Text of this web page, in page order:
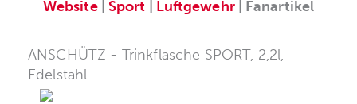
Website| Sport Luftgewehr| Fanartikel
ANSCHÜTZ - Trinkflasche SPORT, 2,2l,
Edelstahl